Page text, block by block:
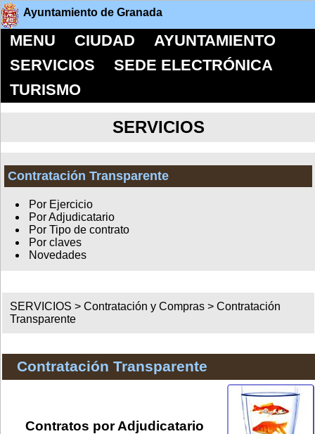
Ayuntamiento de Granada
MENU CIUDAD
AYUNTAMIENTO
SERVICIOS
SEDE ELECTRÓNICA
TURISMO
SERVICIOS
Contratación Transparente
Por Ejercicio
Por Adjudicatario
Por Tipo de contrato
Por claves
Novedades
SERVICIOS >Contratación y Compras >Contratación
Transparente
Contratación Transparente
Contratos por Adjudicatario